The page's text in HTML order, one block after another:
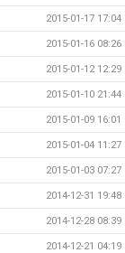
2015-01-17 17:04
2015-01-16 08:26
2015-01-12 12:29
2015-01-10 21:44
2015-01-09 16:01
2015-01-04 11:27
2015-01-03 07:27
2014-12-31 19:48
2014-12-28 08:39
2014-12-21 04:19